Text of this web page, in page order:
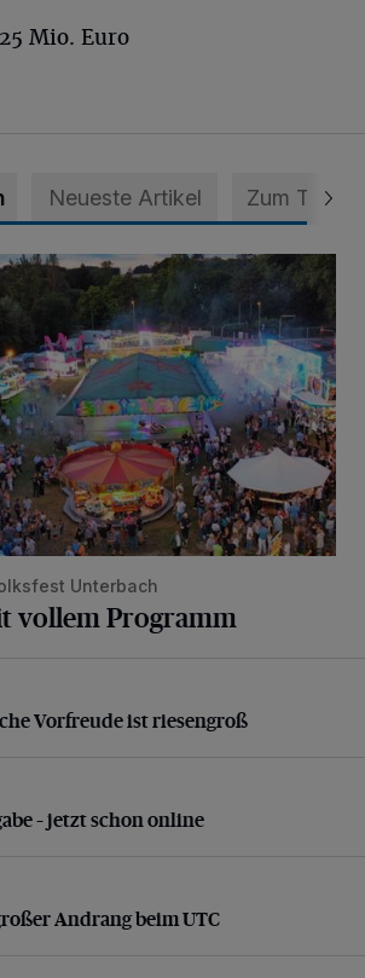
Mio. Euro
Neueste Artikel Zum Thema
Programm
Unterbach
vollem Programm
Vorfreude ist riesengroß
Vorfreude ist riesengroß
– jetzt schon online
– jetzt schon online
Andrang beim UTC
Andrang beim UTC